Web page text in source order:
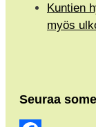
Kuntien
myös
Seuraa